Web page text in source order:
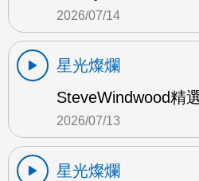
2026/07/14
星光燦爛
SteveWindwood精
2026/07/13
星光燦爛